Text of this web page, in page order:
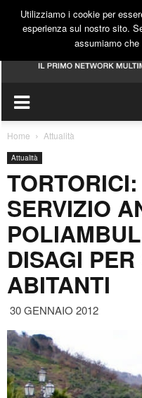
Home Attualità
Attualità
SERVIZIO
DISAGI
ABITANTI
30 GENNAIO 2012
Utilizziamo i cookie per
esperienza sul nostro sito.
assumiamo